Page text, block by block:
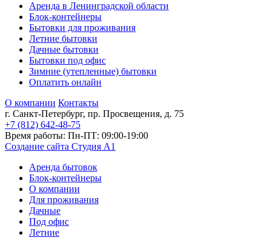
Аренда в Ленинградской области
Блок-контейнеры
Бытовки для проживания
Летние бытовки
Дачные бытовки
Бытовки под офис
Зимние (утепленные) бытовки
Оплатить онлайн
О компании Контакты
г. Санкт-Петербург, пр. Просвещения, д. 75
+7 (812) 642-48-75
Время работы: Пн-ПТ: 09:00-19:00
Создание сайта Студия А1
Аренда бытовок
Блок-контейнеры
О компании
Для проживания
Дачные
Под офис
Летние